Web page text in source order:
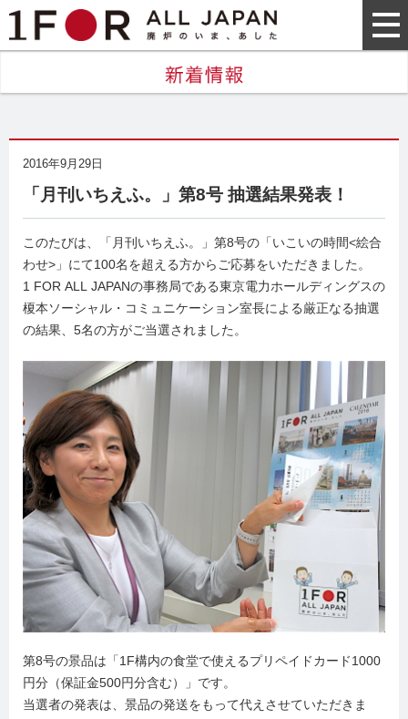
2016年9月29日
「月刊いちえふ。」第8号 抽選結果発表！
このたびは、「月刊いちえふ。」第8号の「いこいの時間<絵合
わせ>」にて100名を超える方からご応募をいただきました。
1 FOR ALL JAPANの事務局である東京電力ホールディングスの
榎本ソーシャル・コミュニケーション室長による厳正なる抽選
の結果、5名の方がご当選されました。
第8号の景品は「1F構内の食堂で使えるプリペイドカード1000
円分（保証金500円分含む）」です。
当選者の発表は、景品の発送をもって代えさせていただきま